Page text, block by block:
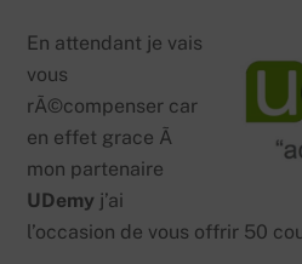
En attendant je vais
vous
rÃ©compenser car
en effet grace Ã
mon partenaire
UDemy j’ai
l’occasion de vous offrir 50